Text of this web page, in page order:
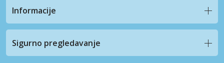
Informacije
Sigurno pregledavanje